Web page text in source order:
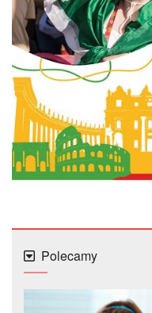
Polecamy